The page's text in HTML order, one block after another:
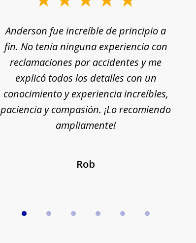
Anderson fue increíble de principio a
fin. No tenía ninguna experiencia con
reclamaciones por accidentes y me
explicó todos los detalles con un
conocimiento y experiencia increíbles,
paciencia y compasión. ¡Lo recomiendo
ampliamente!
Rob